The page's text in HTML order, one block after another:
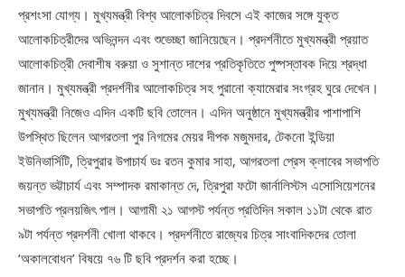
প্রশংসা যোগ্য। মুখ্যমন্ত্রী বিশ্ব আলোকচিত্র দিবসে এই কাজের সঙ্গে যুক্ত
আলোকচিত্রীদের অভিনন্দন এবং শুভেচ্ছা জানিয়েছেন। প্রদর্শনীতে মুখ্যমন্ত্রী প্রয়াত
আলোকচিত্রী দেবাশীষ বরুয়া ও সুশান্ত দাশের প্রতিকৃতিতে পুষ্পস্তাবক দিয়ে শ্রদ্ধা
জানান। মুখ্যমন্ত্রী প্রদর্শনীর আলোকচিত্র সহ পুরানো ক্যামেরার সংগ্রহ ঘুরে দেখেন।
মুখ্যমন্ত্রী নিজেও এদিন একটি ছবি তোলেন। এদিন অনুষ্ঠানে মুখ্যমন্ত্রীর পাশাপাশি
উপস্থিত ছিলেন আগরতলা পুর নিগমের মেয়র দীপক মজুমদার, টেকনো ইন্ডিয়া
ইউনিভার্সিটি, ত্রিপুরার উপাচার্য ডঃ রতন কুমার সাহা, আগরতলা প্রেস ক্লাবের সভাপতি
জয়ন্ত ভট্টাচার্য এবং সম্পাদক রমাকান্ত দে, ত্রিপুরা ফটো জার্নালিস্টস এসোসিয়েশনের
সভাপতি প্রলয়জিৎ পাল। আগামী ২১ আগস্ট পর্যন্ত প্রতিদিন সকাল ১১টা থেকে রাত
৯টা পর্যন্ত প্রদর্শনী খোলা থাকবে। প্রদর্শনীতে রাজ্যের চিত্র সাংবাদিকদের তোলা
‘অকালবোধন’ বিষয়ে ৭৬ টি ছবি প্রদর্শন করা হচ্ছে।